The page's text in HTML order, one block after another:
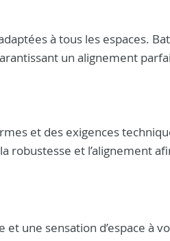
à tous les espaces.
un alignement
et des exigences
robustesse et l’alignement
une sensation d’espace à